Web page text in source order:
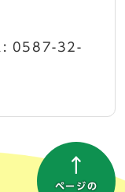
: 0587-32-
ページの